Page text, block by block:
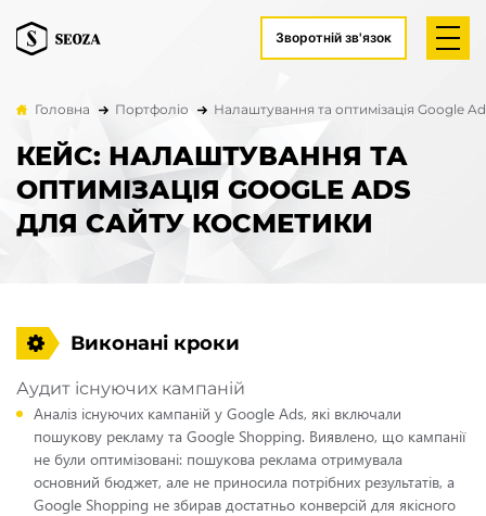
Зворотній зв'язок
Головна Портфоліо Налаштування та оптимізація Google
КЕЙС: НАЛАШТУВАННЯ ТА
ОПТИМІЗАЦІЯ GOOGLE ADS
ДЛЯ САЙТУ КОСМЕТИКИ
Виконані кроки
Аудит існуючих кампаній
Аналіз існуючих кампаній у Google Ads, які включали
пошукову рекламу та Google Shopping. Виявлено, що кампанії
не були оптимізовані: пошукова реклама отримувала
основний бюджет, але не приносила потрібних результатів, а
Google Shopping не збирав достатньо конверсій для якісного